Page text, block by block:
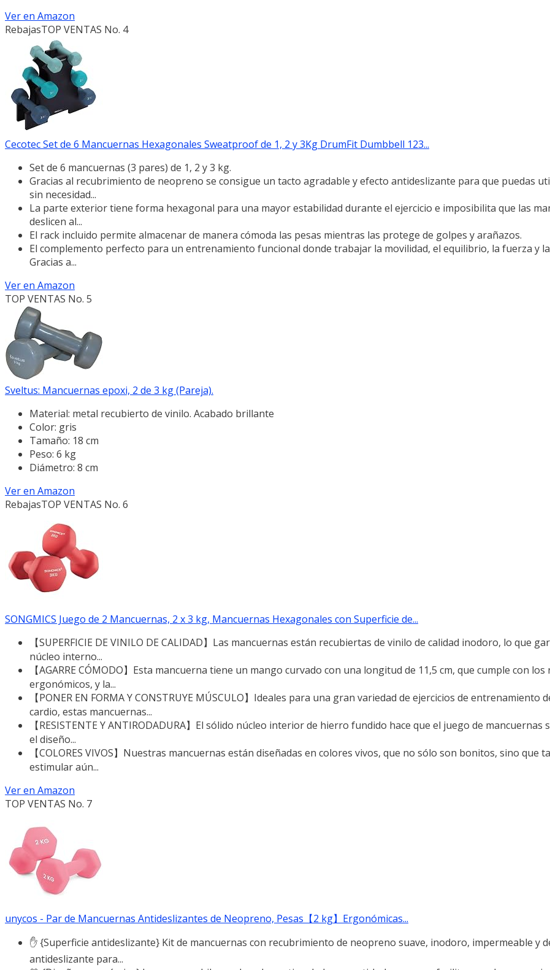
Ver en Amazon
RebajasTOP VENTAS No. 4
Cecotec Set de 6 Mancuernas Hexagonales Sweatproof de 1, 2 y 3Kg DrumFit Dumbbell 123...
Set de 6 mancuernas (3 pares) de 1, 2 y 3 kg.
Gracias al recubrimiento de neopreno se consigue un tacto agradable y efecto antideslizante para que puedas
sin necesidad...
La parte exterior tiene forma hexagonal para una mayor estabilidad durante el ejercicio e imposibilita que las
deslicen al...
El rack incluido permite almacenar de manera cómoda las pesas mientras las protege de golpes y arañazos.
El complemento perfecto para un entrenamiento funcional donde trabajar la movilidad, el equilibrio, la fuerza y
Gracias a...
Ver en Amazon
TOP VENTAS No. 5
Sveltus: Mancuernas epoxi, 2 de 3 kg (Pareja).
Material: metal recubierto de vinilo. Acabado brillante
Color: gris
Tamaño: 18 cm
Peso: 6 kg
Diámetro: 8 cm
Ver en Amazon
RebajasTOP VENTAS No. 6
SONGMICS Juego de 2 Mancuernas, 2 x 3 kg, Mancuernas Hexagonales con Superficie de...
【SUPERFICIE DE VINILO DE CALIDAD】Las mancuernas están recubiertas de vinilo de calidad inodoro, lo que
núcleo interno...
【AGARRE CÓMODO】Esta mancuerna tiene un mango curvado con una longitud de 11,5 cm, que cumple con
ergonómicos, y la...
【PONER EN FORMA Y CONSTRUYE MÚSCULO】Ideales para una gran variedad de ejercicios de entrenamiento
cardio, estas mancuernas...
【RESISTENTE Y ANTIRODADURA】El sólido núcleo interior de hierro fundido hace que el juego de mancuernas
el diseño...
【COLORES VIVOS】Nuestras mancuernas están diseñadas en colores vivos, que no sólo son bonitos, sino que
estimular aún...
Ver en Amazon
TOP VENTAS No. 7
unycos - Par de Mancuernas Antideslizantes de Neopreno, Pesas【2 kg】Ergonómicas...
✋ {Superficie antideslizante} Kit de mancuernas con recubrimiento de neopreno suave, inodoro, impermeable y
antideslizante para...